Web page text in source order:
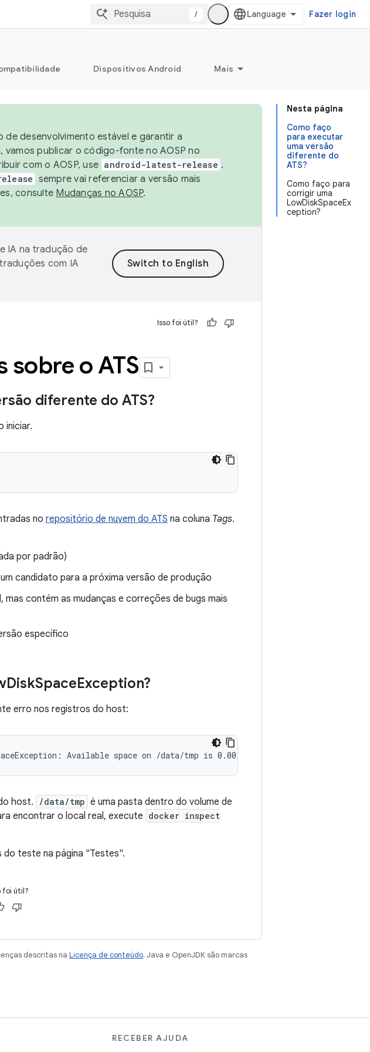
/ Fazer login
Dispositivos Android Mais
Nesta página
Como faço
para executar
uma versão
diferente do
ATS?
Como faço para
corrigir uma
LowDiskSpaceEx
ception?
de desenvolvimento estável e garantir a
publicar o código-fonte no AOSP no
com o AOSP, use android-latest-release .
sempre vai referenciar a versão mais
consulte Mudanças no AOSP.
IA na tradução de
com IA
Isso foi útil?
sobre o ATS
diferente do ATS?
iniciar.
no repositório de nuvem do ATS na coluna Tags.
por padrão)
candidato para a próxima versão de produção
mas contém as mudanças e correções de bugs mais
específico
DiskSpaceException?
erro nos registros do host:
host. /data/tmp é uma pasta dentro do volume de
encontrar o local real, execute docker inspect
do teste na página "Testes".
foi útil?
descritas na Licença de conteúdo. Java e OpenJDK são marcas
RECEBER AJUDA